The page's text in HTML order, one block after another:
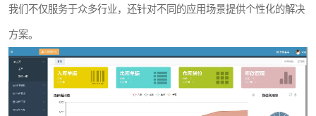
我们不仅服务于众多行业，还针对不同的应用场景提供个性化的解决
方案。